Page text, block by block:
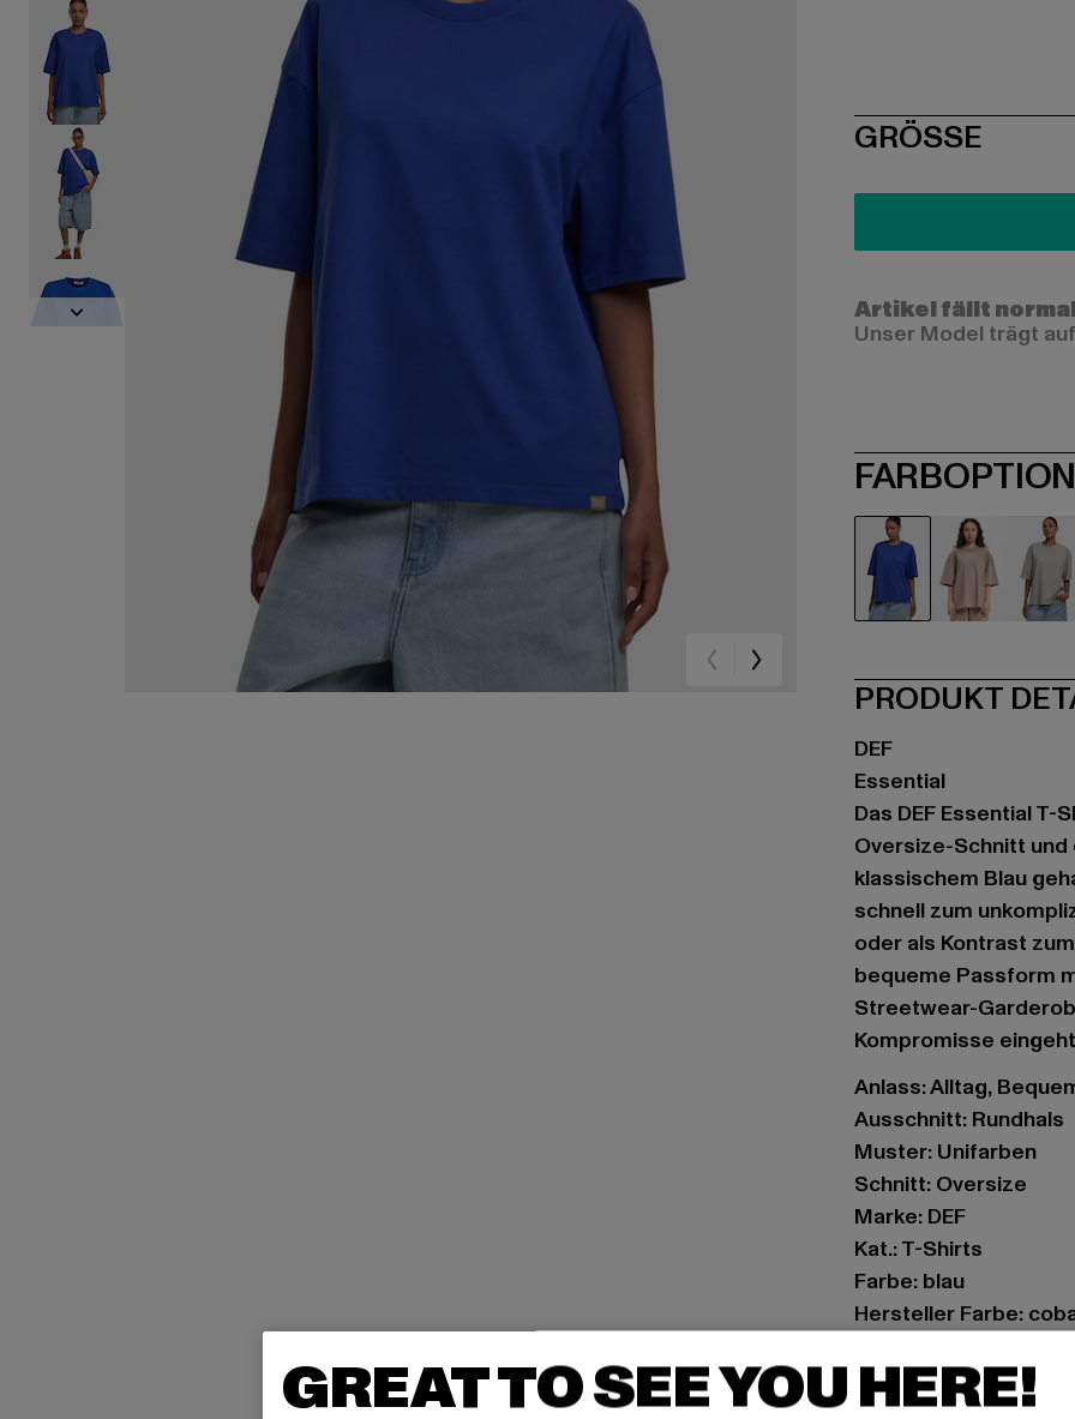
SIZE
GRÖSSE
Artikel fällt
Unser Model trägt
PRODUKT
DEF
Essential
Das DEF Essential
Oversize-Schnitt
klassischem Blau
schnell zum
oder als Kontrast
bequeme Passform
Streetwear-
Kompromisse
Anlass: Alltag,
Ausschnitt: Rundhals
Muster: Unifarben
Schnitt: Oversize
Marke: DEF
Kat.: T-Shirts
Farbe: blau
Hersteller Farbe:
Art.Nr: DFLTS207-
GREAT TO SEE YOU HERE!